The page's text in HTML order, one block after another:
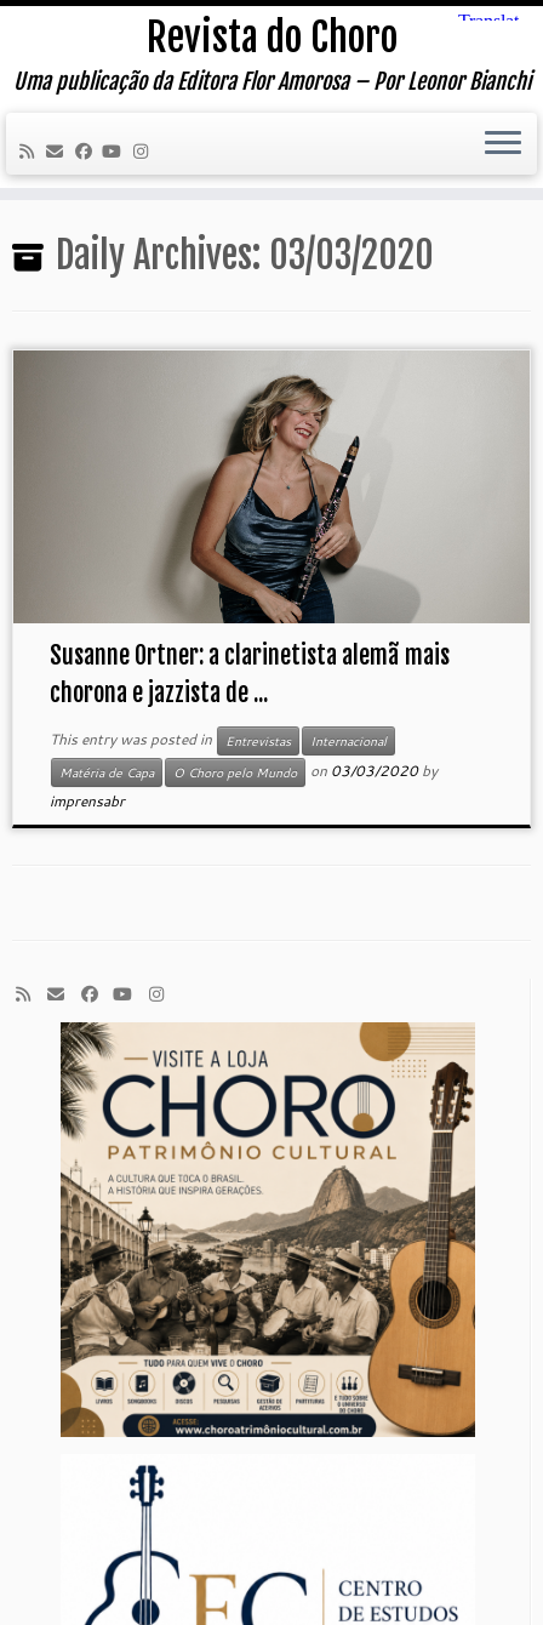
Skip
content
Revista do Choro
Uma publicação da Editora Flor Amorosa – Por Leonor Bianchi
Daily Archives: 03/03/2020
Susanne Ortner: a clarinetista alemã mais
chorona e jazzista de ...
This entry was posted in Entrevistas
Internacional
Matéria de Capa
O Choro pelo Mundo on 03/03/2020 by
imprensabr